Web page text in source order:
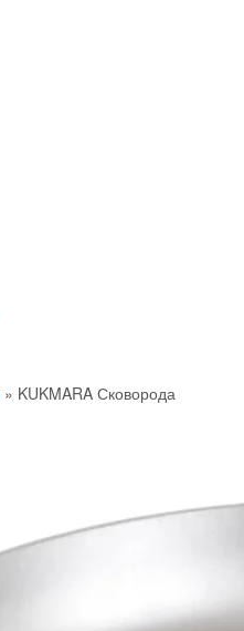
» KUKMARA Сковорода